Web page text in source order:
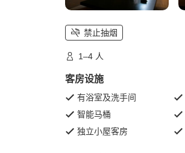
禁止抽烟
1–4 人
客房设施
有浴室及洗手间
智能马桶
独立小屋客房